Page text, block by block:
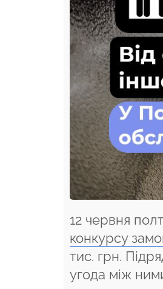
12 червня
конкурсу
тис. грн.
угода між